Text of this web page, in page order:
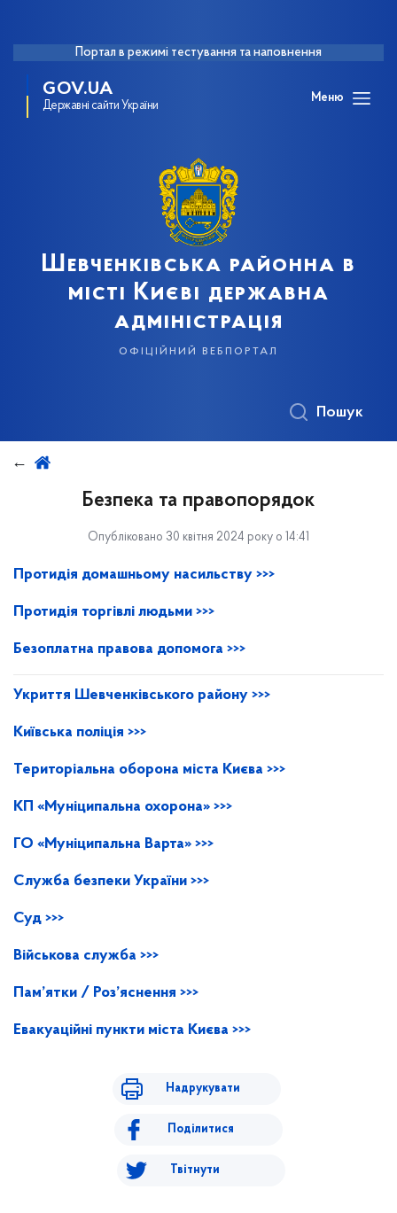
Портал в режимі тестування та наповнення
GOV.UA
Державні сайти України
Меню
Шевченківська районна в
місті Києві державна
адміністрація
офіційний вебпортал
Пошук
Безпека та правопорядок
Опубліковано 30 квітня 2024 року о 14:41
Протидія домашньому насильству >>>
Протидія торгівлі людьми >>>
Безоплатна правова допомога >>>
Укриття Шевченківського району >>>
Київська поліція >>>
Територіальна оборона міста Києва >>>
КП «Муніципальна охорона» >>>
ГО «Муніципальна Варта» >>>
Служба безпеки України >>>
Суд >>>
Військова служба >>>
Пам’ятки / Роз’яснення >>>
Евакуаційні пункти міста Києва >>>
Надрукувати
Поділитися
Твітнути